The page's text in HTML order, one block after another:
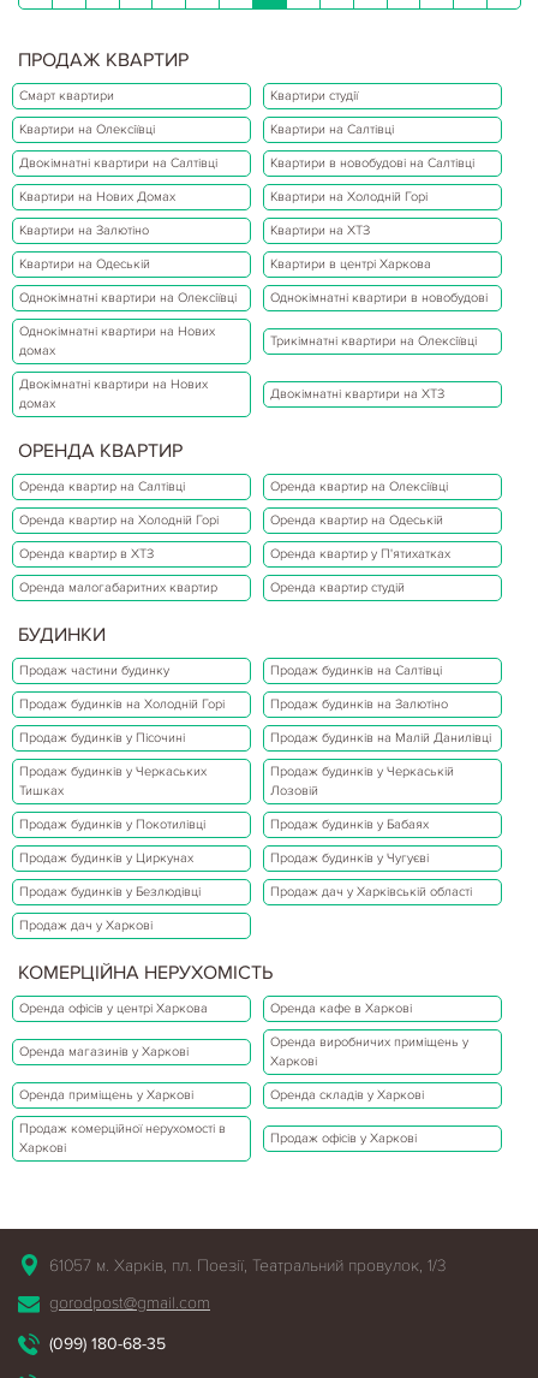
ПРОДАЖ КВАРТИР
Смарт квартири Квартири студії
Квартири на Олексіївці Квартири на Салтівці
Двокімнатні квартири на Салтівці Квартири в новобудові на Салтівці
Квартири на Нових Домах Квартири на Холодній Горі
Квартири на Залютіно Квартири на ХТЗ
Квартири на Одеській Квартири в центрі Харкова
Однокімнатні квартири на Олексіївці Однокімнатні квартири в новобудові
Однокімнатні квартири на Нових
домах
Трикімнатні квартири на Олексіївці
Двокімнатні квартири на Нових
домах
Двокімнатні квартири на ХТЗ
ОРЕНДА КВАРТИР
Оренда квартир на Салтівці Оренда квартир на Олексіївці
Оренда квартир на Холодній Горі Оренда квартир на Одеській
Оренда квартир в ХТЗ Оренда квартир у П'ятихатках
Оренда малогабаритних квартир Оренда квартир студій
БУДИНКИ
Продаж частини будинку Продаж будинків на Салтівці
Продаж будинків на Холодній Горі Продаж будинків на Залютіно
Продаж будинків у Пісочині Продаж будинків на Малій Данилівці
Продаж будинків у Черкаських
Тишках
Продаж будинків у Черкаській
Лозовій
Продаж будинків у Покотилівці Продаж будинків у Бабаях
Продаж будинків у Циркунах Продаж будинків у Чугуєві
Продаж будинків у Безлюдівці Продаж дач у Харківській області
Продаж дач у Харкові
КОМЕРЦІЙНА НЕРУХОМІСТЬ
Оренда офісів у центрі Харкова Оренда кафе в Харкові
Оренда магазинів у Харкові
Оренда виробничих приміщень у
Харкові
Оренда приміщень у Харкові Оренда складів у Харкові
Продаж комерційної нерухомості в
Харкові
Продаж офісів у Харкові
61057 м. Харків, пл. Поезії, Театральний провулок, 1/3
gorodpost@gmail.com
(099) 180-68-35